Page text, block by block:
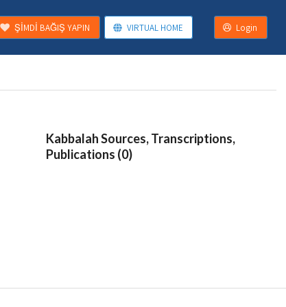
ŞİMDİ BAĞIŞ YAPIN VIRTUAL HOME Login
Kabbalah Sources, Transcriptions,
Publications (0)